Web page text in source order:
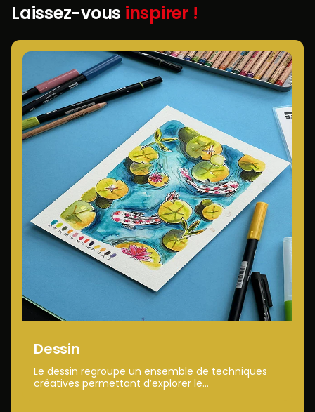
Laissez-vous inspirer !
Dessin
Le dessin regroupe un ensemble de techniques
créatives permettant d’explorer le...